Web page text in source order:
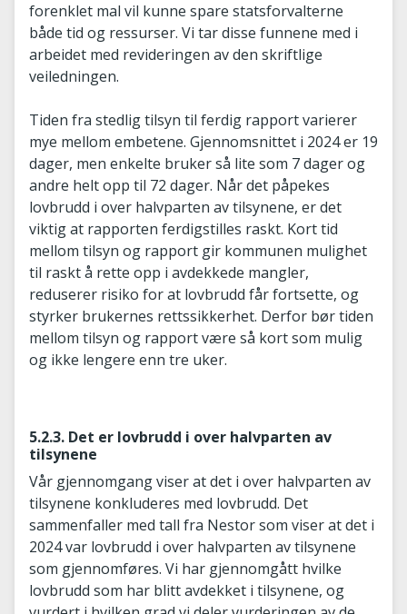
forenklet mal vil kunne spare statsforvalterne
både tid og ressurser. Vi tar disse funnene med i
arbeidet med revideringen av den skriftlige
veiledningen.
Tiden fra stedlig tilsyn til ferdig rapport varierer
mye mellom embetene. Gjennomsnittet i 2024 er 19
dager, men enkelte bruker så lite som 7 dager og
andre helt opp til 72 dager. Når det påpekes
lovbrudd i over halvparten av tilsynene, er det
viktig at rapporten ferdigstilles raskt. Kort tid
mellom tilsyn og rapport gir kommunen mulighet
til raskt å rette opp i avdekkede mangler,
reduserer risiko for at lovbrudd får fortsette, og
styrker brukernes rettssikkerhet. Derfor bør tiden
mellom tilsyn og rapport være så kort som mulig
og ikke lengere enn tre uker.
5.2.3. Det er lovbrudd i over halvparten av
tilsynene
Vår gjennomgang viser at det i over halvparten av
tilsynene konkluderes med lovbrudd. Det
sammenfaller med tall fra Nestor som viser at det i
2024 var lovbrudd i over halvparten av tilsynene
som gjennomføres. Vi har gjennomgått hvilke
lovbrudd som har blitt avdekket i tilsynene, og